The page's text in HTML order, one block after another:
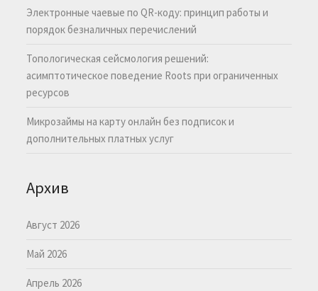
Электронные чаевые по QR-коду: принцип работы и
порядок безналичных перечислений
Топологическая сейсмология решений:
асимптотическое поведение Roots при ограниченных
ресурсов
Микрозаймы на карту онлайн без подписок и
дополнительных платных услуг
Архив
Август 2026
Май 2026
Апрель 2026